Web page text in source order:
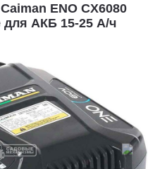
ENO CX6080
для АКБ 15-25 А/ч